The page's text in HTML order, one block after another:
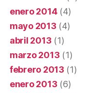
enero 2014(4)
mayo 2013 (4)
abril 2013 (1)
marzo 2013 (1)
febrero 2013 (1)
enero 2013 (6)